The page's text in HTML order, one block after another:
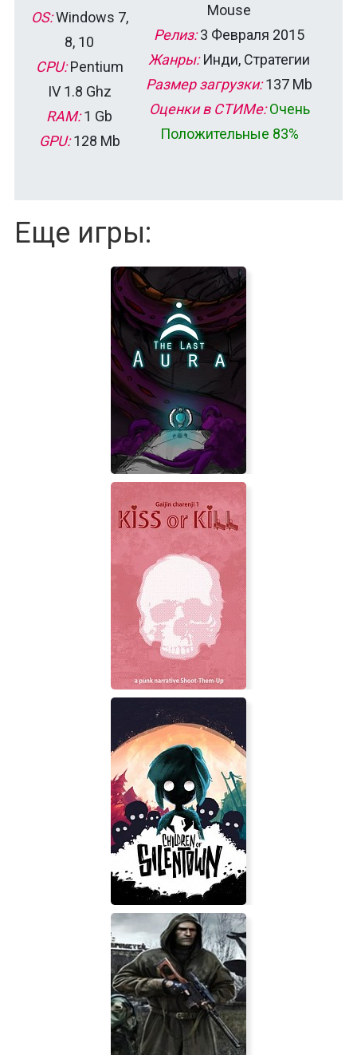
OS:Windows 7,
8, 10
CPU:Pentium
IV 1.8 Ghz
RAM:1 Gb
GPU:128 Mb
Mouse
Релиз:3 Февраля 2015
Жанры:Инди, Стратегии
Размер загрузки:137 Mb
Оценки в СТИМе: Очень
Положительные 83%
Еще игры:
The Last Aura
Gaijin Charenji 1 : Kiss or Kill
Children of Silentown